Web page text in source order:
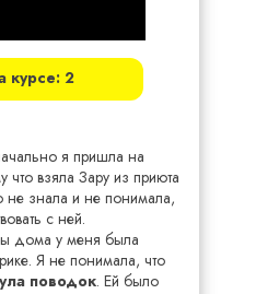
я пришла на
что взяла Зару из приюта
не знала и не понимала,
с ней.
дома у меня была
Я не понимала, что
поводок. Ей было
курсе: 2